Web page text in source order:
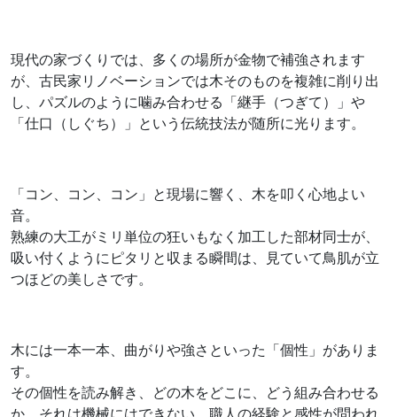
現代の家づくりでは、多くの場所が金物で補強されます
が、古民家リノベーションでは木そのものを複雑に削り出
し、パズルのように噛み合わせる「継手（つぎて）」や
「仕口（しぐち）」という伝統技法が随所に光ります。
「コン、コン、コン」と現場に響く、木を叩く心地よい
音。
熟練の大工がミリ単位の狂いもなく加工した部材同士が、
吸い付くようにピタリと収まる瞬間は、見ていて鳥肌が立
つほどの美しさです。
木には一本一本、曲がりや強さといった「個性」がありま
す。
その個性を読み解き、どの木をどこに、どう組み合わせる